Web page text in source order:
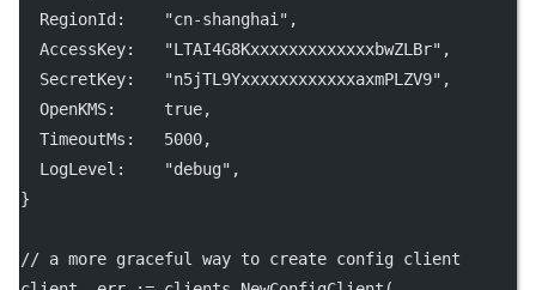
  RegionId:
"cn-shanghai" ,
  AccessKey:
"LTAI4G8KxxxxxxxxxxxxxbwZLBr" ,
  SecretKey:
"n5jTL9YxxxxxxxxxxxxaxmPLZV9" ,
  OpenKMS:
true,
  TimeoutMs:
5000,
  LogLevel:
"debug" ,
}
// a more graceful way to create config client